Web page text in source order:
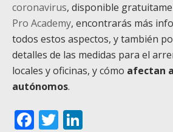
coronavirus, disponible
Pro Academy, encontrarás más
todos estos aspectos, y también
detalles de las medidas para el
locales y oficinas, y cómo afectan
autónomos.
Facebook
Twitter